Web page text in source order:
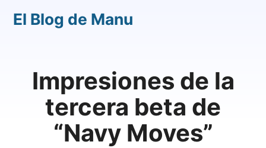
El Blog de Manu
Impresiones de la
tercera beta de
“Navy Moves”